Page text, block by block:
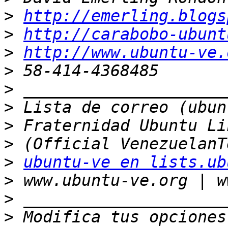
> http://
> http://carabobo-
> http://www.ubuntu-
>
>
>
>
>
>
ubuntu-ve en
>
>
> Modifica tus